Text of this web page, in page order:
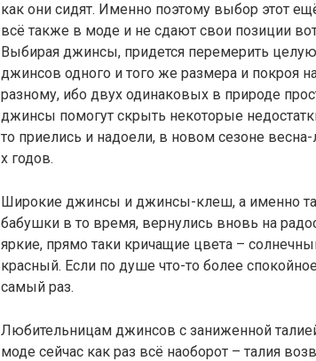
как они сидят. Именно поэтому выбор этот
всё также в моде и не сдают свои позиции
Выбирая джинсы, придется перемерить
джинсов одного и того же размера и покроя
разному, ибо двух одинаковых в природе
джинсы помогут скрыть некоторые
то приелись и надоели, в новом сезоне
х годов.
Широкие джинсы и джинсы-клеш, а именно
бабушки в то время, вернулись вновь на
яркие, прямо таки кричащие цвета –
красный. Если по душе что-то более
самый раз.
Любительницам джинсов с заниженной
моде сейчас как раз всё наоборот – талия